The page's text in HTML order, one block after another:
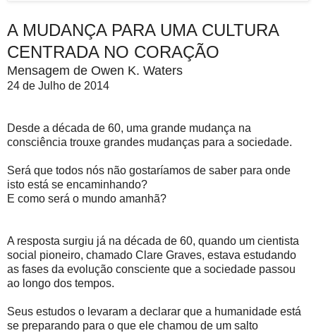
A MUDANÇA PARA UMA CULTURA
CENTRADA NO CORAÇÃO
Mensagem de Owen K. Waters
24 de Julho de 2014
Desde a década de 60, uma grande mudança na
consciência trouxe grandes mudanças para a sociedade.
Será que todos nós não gostaríamos de saber para onde
isto está se encaminhando?
E como será o mundo amanhã?
A resposta surgiu já na década de 60, quando um cientista
social pioneiro, chamado Clare Graves, estava estudando
as fases da evolução consciente que a sociedade passou
ao longo dos tempos.
Seus estudos o levaram a declarar que a humanidade está
se preparando para o que ele chamou de um salto